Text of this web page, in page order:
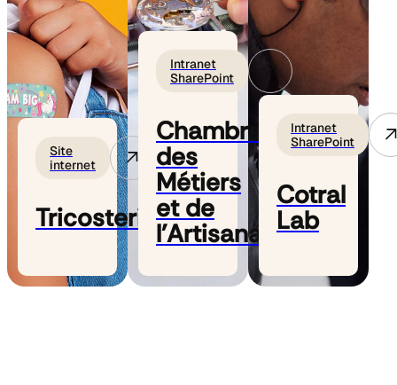
Site
internet
Tricosteril
Intranet
SharePoint
Chambre
des
Métiers
et de
l'Artisanat
Intranet
SharePoint
Cotral
Lab